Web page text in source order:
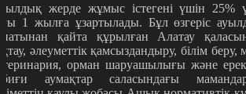
жерде жұмыс істегені үшін 25%
1 жылға ұзартылады. Бұл өзгеріс
қайта құрылған Алатау
әлеуметтік қамсыздандыру, білім беру,
орман шаруашылығы және
аумақтар саласындағы